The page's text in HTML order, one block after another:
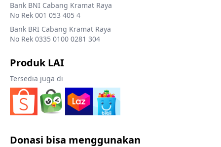
Bank BNI Cabang Kramat Raya
No Rek 001 053 405 4
Bank BRI Cabang Kramat Raya
No Rek 0335 0100 0281 304
Produk LAI
Tersedia juga di
Donasi bisa menggunakan